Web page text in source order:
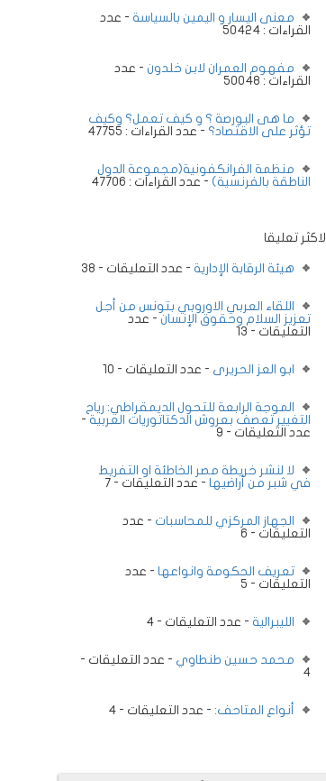
معنى اليسار و اليمين بالسياسة - عدد
القراءات : 50424
مفهوم العمران لابن خلدون - عدد
القراءات : 50048
ما هى البورصة ؟ و كيف تعمل؟ وكيف
تؤثر على الاقتصاد؟ - عدد القراءات : 47755
منظمة الفرانكفونية(مجموعة الدول
الناطقة بالفرنسية) - عدد القراءات : 47706
الاكثر تعليقا
هيئة الرقابة الإدارية - عدد التعليقات - 38
اللقاء العربي الاوروبي بتونس من أجل
تعزيز السلام وحقوق الإنسان - عدد
التعليقات - 13
ابو العز الحريرى - عدد التعليقات - 10
الموجة الرابعة للتحول الديمقراطي: رياح
التغيير تعصف بعروش الدكتاتوريات العربية -
عدد التعليقات - 9
لا لنشر خريطة مصر الخاطئة او التفريط
في شبر من أراضيها - عدد التعليقات - 7
الجهاز المركزي للمحاسبات - عدد
التعليقات - 6
تعريف الحكومة وانواعها - عدد
التعليقات - 5
الليبرالية - عدد التعليقات - 4
محمد حسين طنطاوي - عدد التعليقات -
4
أنواع المتاحف: - عدد التعليقات - 4